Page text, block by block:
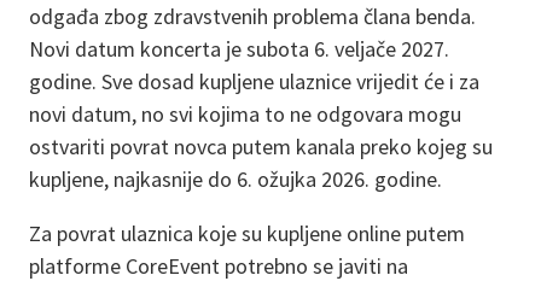
odgađa zbog zdravstvenih problema člana benda.
Novi datum koncerta je subota 6. veljače 2027.
godine. Sve dosad kupljene ulaznice vrijedit će i za
novi datum, no svi kojima to ne odgovara mogu
ostvariti povrat novca putem kanala preko kojeg su
kupljene, najkasnije do 6. ožujka 2026. godine.
Za povrat ulaznica koje su kupljene online putem
platforme CoreEvent potrebno se javiti na